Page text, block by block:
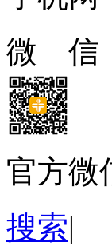
微 信
官方微
搜索|